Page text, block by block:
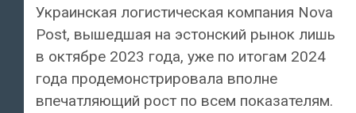
Украинская логистическая компания Nova
Post, вышедшая на эстонский рынок лишь
в октябре 2023 года, уже по итогам 2024
года продемонстрировала вполне
впечатляющий рост по всем показателям.